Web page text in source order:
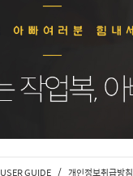
USER GUIDE / 개인정보취급방침